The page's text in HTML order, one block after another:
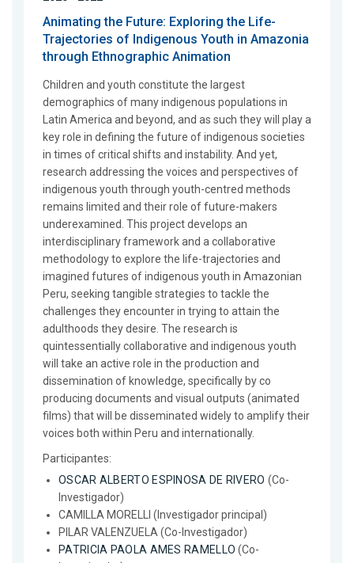
Animating the Future: Exploring the Life-
Trajectories of Indigenous Youth in Amazonia
through Ethnographic Animation
Children and youth constitute the largest
demographics of many indigenous populations in
Latin America and beyond, and as such they will play a
key role in defining the future of indigenous societies
in times of critical shifts and instability. And yet,
research addressing the voices and perspectives of
indigenous youth through youth-centred methods
remains limited and their role of future-makers
underexamined. This project develops an
interdisciplinary framework and a collaborative
methodology to explore the life-trajectories and
imagined futures of indigenous youth in Amazonian
Peru, seeking tangible strategies to tackle the
challenges they encounter in trying to attain the
adulthoods they desire. The research is
quintessentially collaborative and indigenous youth
will take an active role in the production and
dissemination of knowledge, specifically by co
producing documents and visual outputs (animated
films) that will be disseminated widely to amplify their
voices both within Peru and internationally.
Participantes:
OSCAR ALBERTO ESPINOSA DE RIVERO (Co-
Investigador)
CAMILLA MORELLI (Investigador principal)
PILAR VALENZUELA (Co-Investigador)
PATRICIA PAOLA AMES RAMELLO (Co-